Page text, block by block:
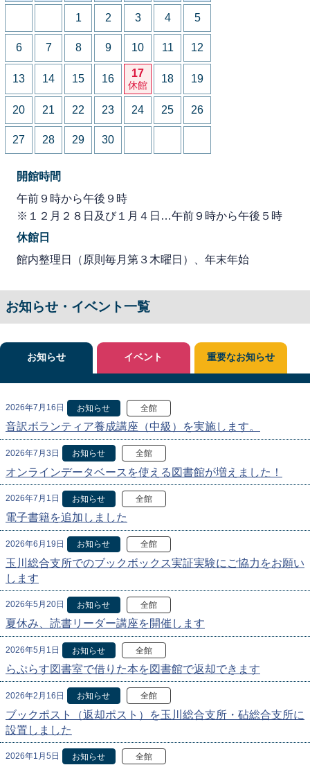
1 2 3 4 5
6 7 8 9 10 11 12
13 14 15 16 17
休館
18 19
20 21 22 23 24 25 26
27 28 29 30
開館時間
午前９時から午後９時
※１２月２８日及び１月４日…午前９時から午後５時
休館日
館内整理日（原則毎月第３木曜日）、年末年始
お知らせ・イベント一覧
お知らせ
2026年7月16日 お知らせ 全館
音訳ボランティア養成講座（中級）を実施します。
2026年7月3日 お知らせ 全館
オンラインデータベースを使える図書館が増えました！
2026年7月1日 お知らせ 全館
電子書籍を追加しました
2026年6月19日 お知らせ 全館
玉川総合支所でのブックボックス実証実験にご協力をお願い
します
2026年5月20日 お知らせ 全館
夏休み、読書リーダー講座を開催します
2026年5月1日 お知らせ 全館
らぷらす図書室で借りた本を図書館で返却できます
2026年2月16日 お知らせ 全館
ブックポスト（返却ポスト）を玉川総合支所・砧総合支所に
設置しました
2026年1月5日 お知らせ 全館
イベント 重要なお知らせ